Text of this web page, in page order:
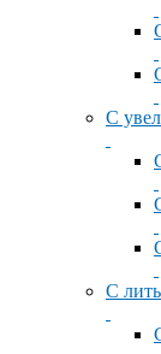
С
С